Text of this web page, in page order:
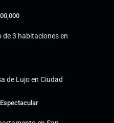
3 habitaciones en
de Lujo en Ciudad
Espectacular